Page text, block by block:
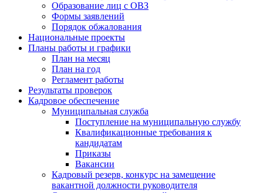
Образование лиц с ОВЗ
Формы заявлений
Порядок обжалования
Национальные проекты
Планы работы и графики
План на месяц
План на год
Регламент работы
Результаты проверок
Кадровое обеспечение
Муниципальная служба
Поступление на муниципальную службу
Квалификационные требования к
кандидатам
Приказы
Вакансии
Кадровый резерв, конкурс на замещение
вакантной должности руководителя